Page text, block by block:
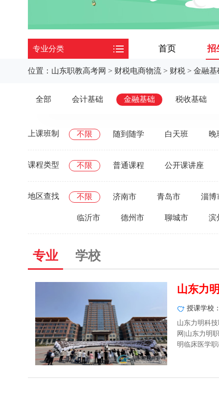
专业分类 首页 招
位置： 山东职教高考网 > 财税电商物流 > 财税 > 金融基
全部 会计基础 金融基础 税收基础
上课班制 不限 随到随学 白天班 晚
课程类型 不限 普通课程 公开课讲座
地区查找 不限 济南市 青岛市 淄博
临沂市 德州市 聊城市 滨
专业 学校
山东力
授课学校
山东力明科
网|山东力明
明临床医学